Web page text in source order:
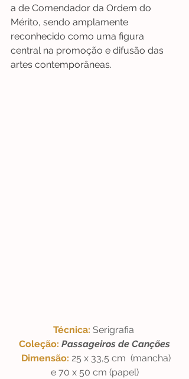
a de Comendador da Ordem do
Mérito, sendo amplamente
reconhecido como uma figura
central na promoção e difusão das
artes contemporâneas.
Técnica: Serigrafia
Coleção: Passageiros de Canções
Dimensão: 25 x 33,5 cm  (mancha)
e 70 x 50 cm (papel)